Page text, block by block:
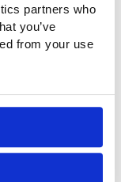
partners who
you’ve
from your use
独創的な製品を
先をご記入くだ